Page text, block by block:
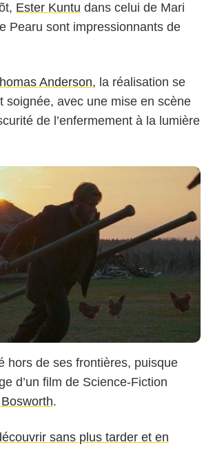
Ester Kuntu dans celui de Mari
Pearu sont impressionnants de
Anderson, la réalisation se
soignée, avec une mise en scène
de l’enfermement à la lumière
hors de ses frontières, puisque
d’un film de Science-Fiction
.
sans plus tarder et en